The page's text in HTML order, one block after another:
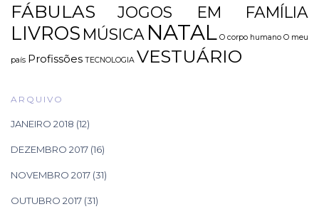
FÁBULAS JOGOS EM FAMÍLIA
LIVROS MÚSICA NATAL O corpo humano O meu
país Profissões TECNOLOGIA VESTUÁRIO
ARQUIVO
JANEIRO 2018 (12)
DEZEMBRO 2017 (16)
NOVEMBRO 2017 (31)
OUTUBRO 2017 (31)